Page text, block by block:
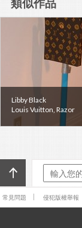
Libby Black
Louis Vuitton, Razor
常見問題 侵犯版權舉報